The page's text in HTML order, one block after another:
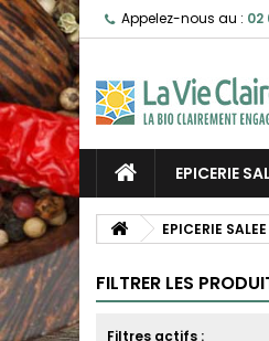
Appelez-nous au : 02
EPICERIE
EPICERIE SALEE
FILTRER LES
Filtres actifs :